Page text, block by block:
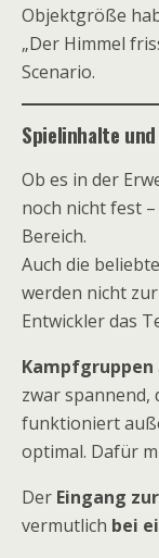
Objektgröße
„Der Himmel
Scenario.
Spielinhalte
Ob es in der
noch nicht fest
Bereich.
Auch die
werden nicht
Entwickler das
Kampfgruppen
zwar spannend,
funktioniert
optimal. Dafür
Der Eingang
vermutlich bei